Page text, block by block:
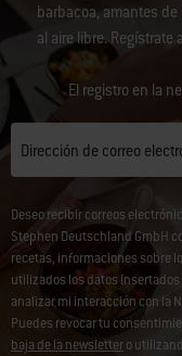
barbacoa, amantes
al aire libre.
El registro en la
Dirección de correo
Deseo recibir correos
Stephen Deutschland GmbH
recetas, informaciones sobre
utilizados los datos
analizar mi interacción con la
Puedes revocar tu
baja de la newslettero